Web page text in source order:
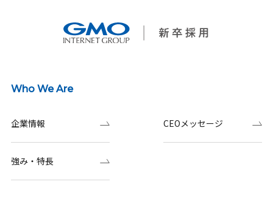
Who We Are
企業情報 CEOメッセージ
強み・特長